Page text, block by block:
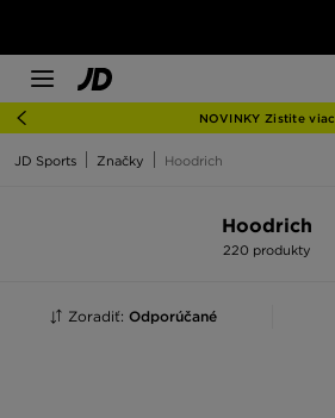
NOVINKY Zistite viac
JD Sports Značky Hoodrich
Hoodrich
220 produkty
Zoradiť: Odporúčané